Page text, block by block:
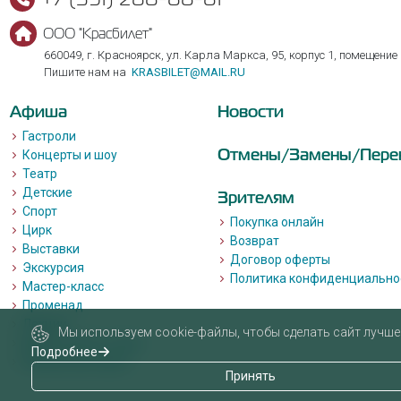
ООО "Красбилет"
660049, г. Красноярск, ул. Карла Маркса, 95, корпус 1, помещение
Пишите нам на KRASBILET@MAIL.RU
Афиша
Гастроли
Концерты и шоу
Театр
Детские
Спорт
Цирк
Выставки
Экскурсия
Мастер-класс
Променад
Лекции
Квизы, квесты, игры.
Пушкинская карта
Новости
Отмены/Замены/
Зрителям
Покупка онлайн
Возврат
Договор оферты
Политика
Мы используем cookie-файлы, чтобы сделать сайт лучше
Подробнее
Принять